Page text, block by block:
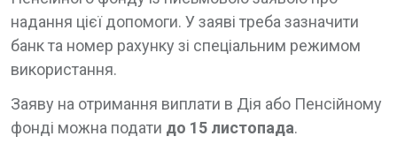
надання цієї допомоги. У заяві треба зазначити
банк та номер рахунку зі спеціальним режимом
використання.
Заяву на отримання виплати в Дія або Пенсійному
фонді можна подати до 15 листопада.